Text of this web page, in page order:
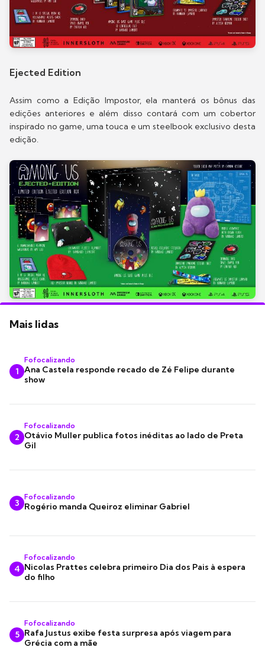
Ejected Edition
Assim como a Edição Impostor, ela manterá os bônus das
edições anteriores e além disso contará com um cobertor
inspirado no game, uma touca e um steelbook exclusivo desta
edição.
Mais lidas
1
Fofocalizando
Ana Castela responde recado de Zé Felipe durante
show
2
Fofocalizando
Otávio Muller publica fotos inéditas ao lado de Preta
Gil
3
Fofocalizando
Rogério manda Queiroz eliminar Gabriel
4
Fofocalizando
Nicolas Prattes celebra primeiro Dia dos Pais à espera
do filho
5
Fofocalizando
Rafa Justus exibe festa surpresa após viagem para
Grécia com a mãe